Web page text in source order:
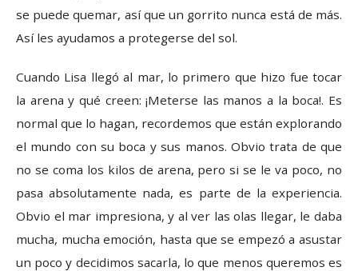
se puede quemar, así que un gorrito nunca está de más.
Así les ayudamos a protegerse del sol.
Cuando Lisa llegó al mar, lo primero que hizo fue tocar
la arena y qué creen: ¡Meterse las manos a la boca!. Es
normal que lo hagan, recordemos que están explorando
el mundo con su boca y sus manos. Obvio trata de que
no se coma los kilos de arena, pero si se le va poco, no
pasa absolutamente nada, es parte de la experiencia.
Obvio el mar impresiona, y al ver las olas llegar, le daba
mucha, mucha emoción, hasta que se empezó a asustar
un poco y decidimos sacarla, lo que menos queremos es